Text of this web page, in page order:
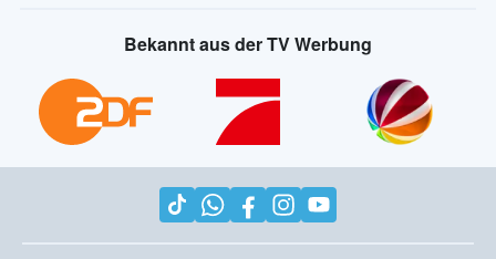
Bekannt aus der TV Werbung